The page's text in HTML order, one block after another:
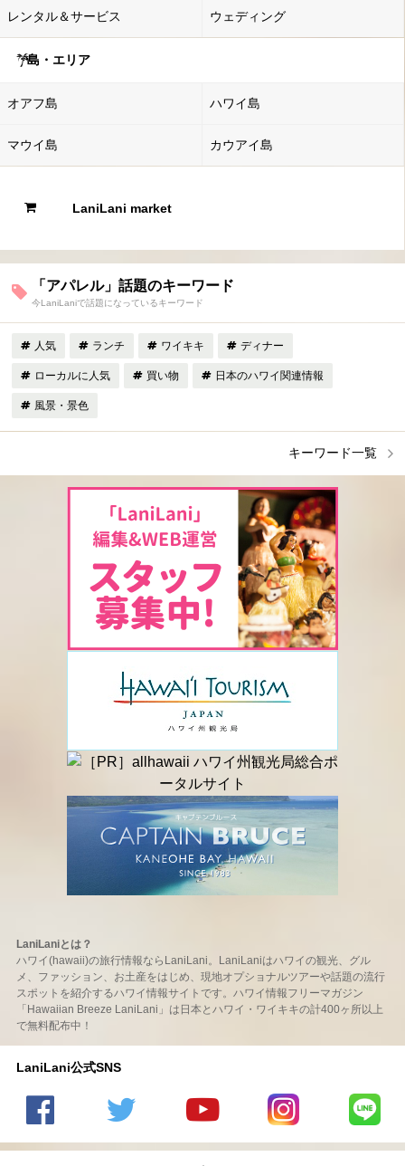
レンタル＆サービス ウェディング
島・エリア
オアフ島 ハワイ島
マウイ島 カウアイ島
LaniLani market
「アパレル」話題のキーワード
今LaniLaniで話題になっているキーワード
人気 ランチ ワイキキ ディナー
ローカルに人気 買い物 日本のハワイ関連情報
風景・景色
キーワード一覧
LaniLaniとは？
ハワイ(hawaii)の旅行情報ならLaniLani。LaniLaniはハワイの観光、グル
メ、ファッション、お土産をはじめ、現地オプショナルツアーや話題の流行
スポットを紹介するハワイ情報サイトです。ハワイ情報フリーマガジン
「Hawaiian Breeze LaniLani」は日本とハワイ・ワイキキの計400ヶ所以上
で無料配布中！
LaniLani公式SNS
の
のtwitter
の
LaniLani
LaniLani